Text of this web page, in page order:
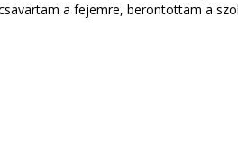
a fejemre, berontottam a